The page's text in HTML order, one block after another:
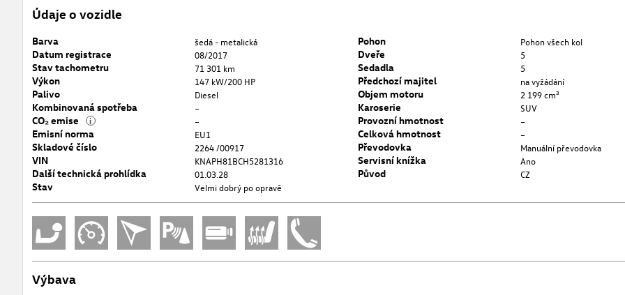
Údaje o vozidle
Barva šedá - metalická
Datum registrace 08/2017
Stav tachometru 71 301 km
Výkon 147 kW/200 HP
Palivo Diesel
Kombinovaná spotřeba –
CO₂ emise i –
Emisní norma EU1
Skladové číslo 2264 /00917
VIN KNAPH81BCH5281316
Další technická prohlídka 01.03.28
Stav Velmi dobrý po opravě
Pohon Pohon všech kol
Dveře 5
Sedadla 5
Předchozí majitel na vyžádání
Objem motoru 2 199 cm³
Karoserie SUV
Provozní hmotnost –
Celková hmotnost –
Převodovka Manuální převodovka
Servisní knížka Ano
Původ CZ
Výbava